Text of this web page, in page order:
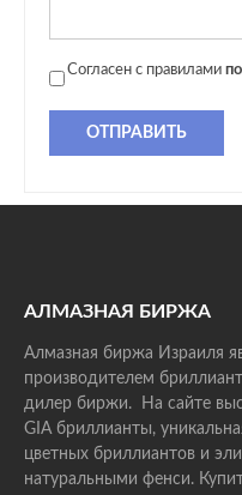
Согласен с правилами
ОТПРАВИТЬ
АЛМАЗНАЯ БИРЖА
Алмазная биржа Израиля
производителем
дилер биржи. На сайте
GIA бриллианты,
цветных бриллиантов и
натуральными фенси.